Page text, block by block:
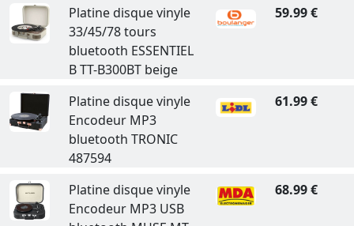
Platine disque vinyle
33/45/78 tours
bluetooth ESSENTIEL
B TT-B300BT beige
59.99 €
Platine disque vinyle
Encodeur MP3
bluetooth TRONIC
487594
61.99 €
Platine disque vinyle
Encodeur MP3 USB
68.99 €